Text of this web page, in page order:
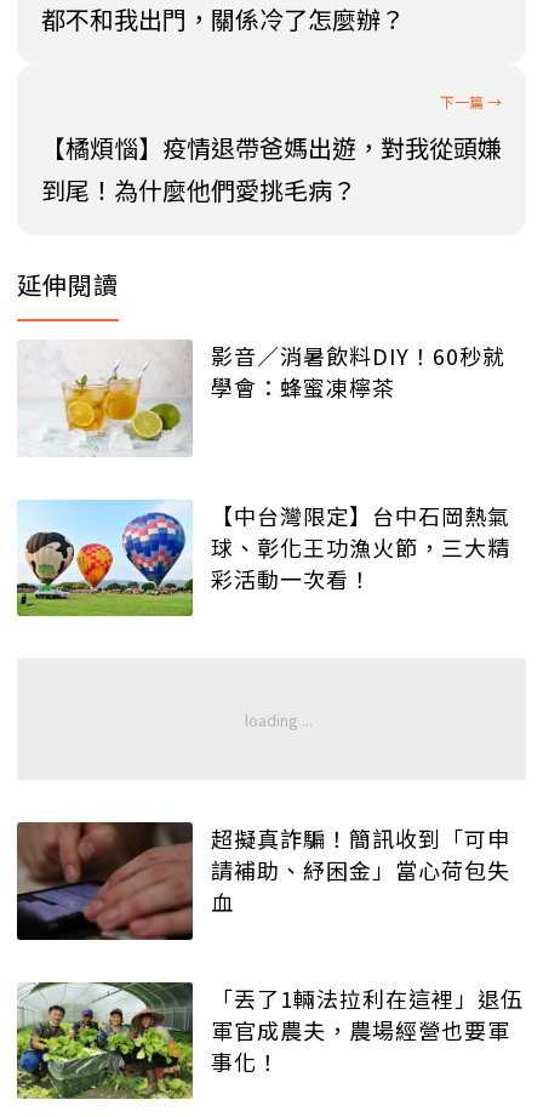
都不和我出門，關係冷了怎麼辦？
【橘煩惱】疫情退帶爸媽出遊，對我從頭嫌
到尾！為什麼他們愛挑毛病？
延伸閱讀
影音／消暑飲料DIY！60秒就
學會：蜂蜜凍檸茶
【中台灣限定】台中石岡熱氣
球、彰化王功漁火節，三大精
彩活動一次看！
超擬真詐騙！簡訊收到「可申
請補助、紓困金」當心荷包失
血
「丟了1輛法拉利在這裡」退伍
軍官成農夫，農場經營也要軍
事化！